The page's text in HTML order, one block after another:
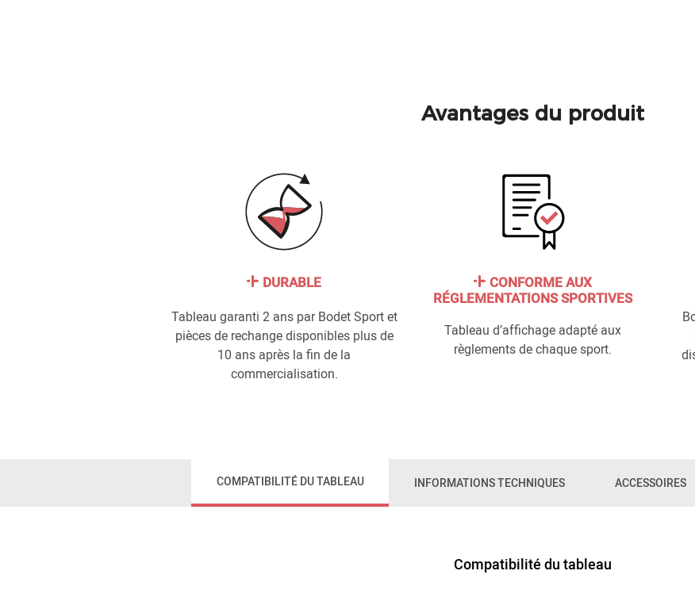
Avantages du produit
DURABLE
Tableau garanti 2 ans par Bodet Sport et
pièces de rechange disponibles plus de
10 ans après la fin de la
commercialisation.
CONFORME AUX
RÉGLEMENTATIONS SPORTIVES
Tableau d’affichage adapté aux
règlements de chaque sport.
COMPATIBILITÉ DU TABLEAU INFORMATIONS TECHNIQUES ACCESSOIRES
Compatibilité du tableau